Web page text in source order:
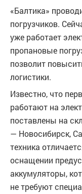
«Балтика»
погрузчиков.
уже работает
пропановые
позволит
логистики.
Известно, что
работают на
поставлены на
— Новосибирск,
техника
оснащении
аккумуляторы,
не требуют